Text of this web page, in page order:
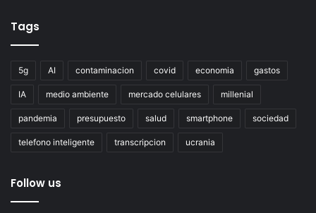
Tags
5g AI contaminacion covid economia gastos
IA medio ambiente mercado celulares millenial
pandemia presupuesto salud smartphone sociedad
telefono inteligente transcripcion ucrania
Follow us